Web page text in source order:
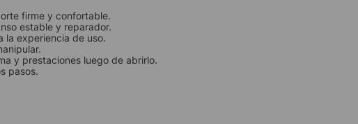
firme y confortable.
estable y reparador.
la experiencia de uso.
y prestaciones luego de abrirlo.
pasos.